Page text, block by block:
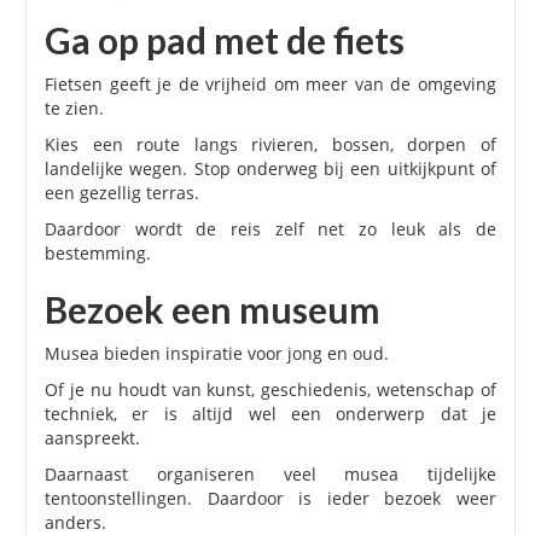
Ga op pad met de fiets
Fietsen geeft je de vrijheid om meer van de omgeving
te zien.
Kies een route langs rivieren, bossen, dorpen of
landelijke wegen. Stop onderweg bij een uitkijkpunt of
een gezellig terras.
Daardoor wordt de reis zelf net zo leuk als de
bestemming.
Bezoek een museum
Musea bieden inspiratie voor jong en oud.
Of je nu houdt van kunst, geschiedenis, wetenschap of
techniek, er is altijd wel een onderwerp dat je
aanspreekt.
Daarnaast organiseren veel musea tijdelijke
tentoonstellingen. Daardoor is ieder bezoek weer
anders.